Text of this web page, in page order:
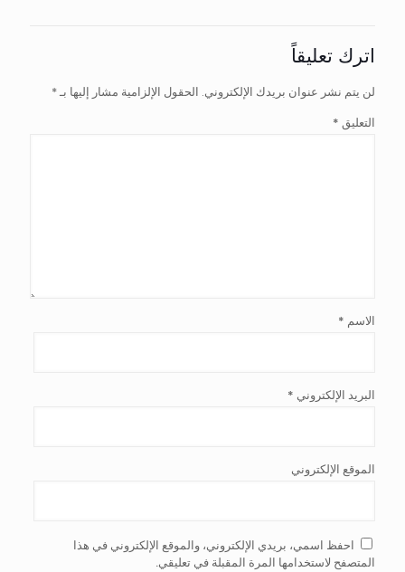
اترك تعليقاً
لن يتم نشر عنوان بريدك الإلكتروني. الحقول الإلزامية مشار إليها بـ*
التعليق *
الاسم *
البريد الإلكتروني *
الموقع الإلكتروني
احفظ اسمي، بريدي الإلكتروني، والموقع الإلكتروني في هذا
المتصفح لاستخدامها المرة المقبلة في تعليقي.